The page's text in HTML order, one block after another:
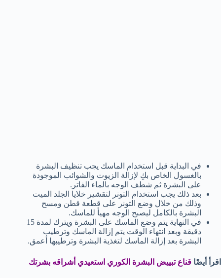
في البداية قبل استخدام الماسك يجب تنظيف البشرة
بالغسول الخاص بكِ لإزالة الزيوت والشوائب الموجودة
على البشرة ثم شطف الوجه بالماء الفاتر.
بعد ذلك يجب استخدام التونر لتقشير خلايا الجلد الميت
وذلك من خلال وضع التونر على قطعة قطن ومسح
البشرة بالكامل ليصبح الوجه مهيأ للماسك.
في النهاية يتم وضع الماسك على البشرة ويترك لمدة 15
دقيقة وبعد انتهاء الوقت يتم إزالة الماسك وترطيب
البشرة بعد إزالة الماسك لتغذية البشرة وترطيبها أعمق.
اقرأ أيضًا قناع تبييض البشرة الكوري استعيدي أشراقه بشرتك